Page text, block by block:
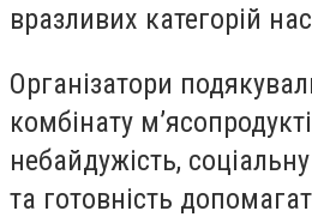
вразливих категорій
Організатори
комбінату
небайдужість,
та готовність